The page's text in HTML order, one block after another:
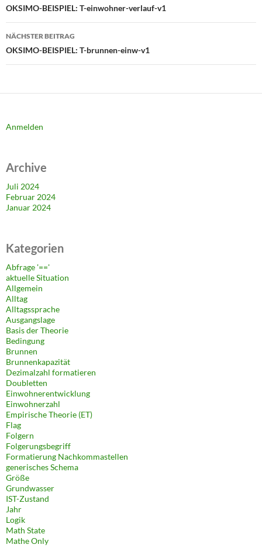
OKSIMO-BEISPIEL: T-einwohner-verlauf-v1
NÄCHSTER BEITRAG
OKSIMO-BEISPIEL: T-brunnen-einw-v1
Anmelden
Archive
Juli 2024
Februar 2024
Januar 2024
Kategorien
Abfrage '=='
aktuelle Situation
Allgemein
Alltag
Alltagssprache
Ausgangslage
Basis der Theorie
Bedingung
Brunnen
Brunnenkapazität
Dezimalzahl formatieren
Doubletten
Einwohnerentwicklung
Einwohnerzahl
Empirische Theorie (ET)
Flag
Folgern
Folgerungsbegriff
Formatierung Nachkommastellen
generisches Schema
Größe
Grundwasser
IST-Zustand
Jahr
Logik
Math State
Mathe Only